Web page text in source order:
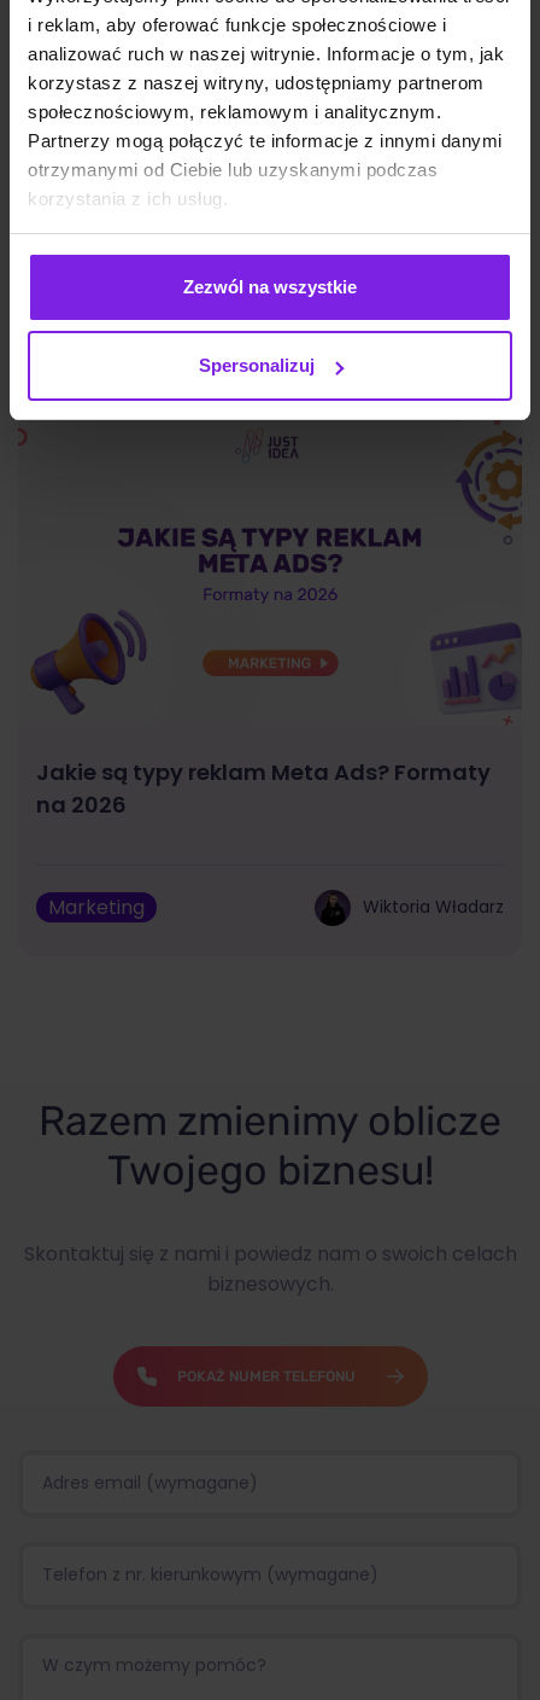
i reklam, aby oferować funkcje społecznościowe i
analizować ruch w naszej witrynie. Informacje o tym, jak
korzystasz z naszej witryny, udostępniamy partnerom
społecznościowym, reklamowym i analitycznym.
Partnerzy mogą połączyć te informacje z innymi danymi
otrzymanymi od Ciebie lub uzyskanymi podczas
korzystania z ich usług.
Zezwól na wszystkie
Spersonalizuj
Reddit i UGC w wynikach Google – co to
znaczy dla Twojej strategii treści
Jakie są typy reklam Meta Ads? Formaty
na 2026
Marketing Wiktoria Władarz
Razem zmienimy oblicze
Twojego biznesu!
Skontaktuj się z nami i powiedz nam o swoich celach
biznesowych.
POKAŻ NUMER TELEFONU